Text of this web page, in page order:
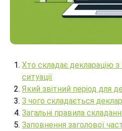
Хто складає декларацію
ситуації
Який звітний період для
З чого складається
Загальні правила
Заповнення заголової